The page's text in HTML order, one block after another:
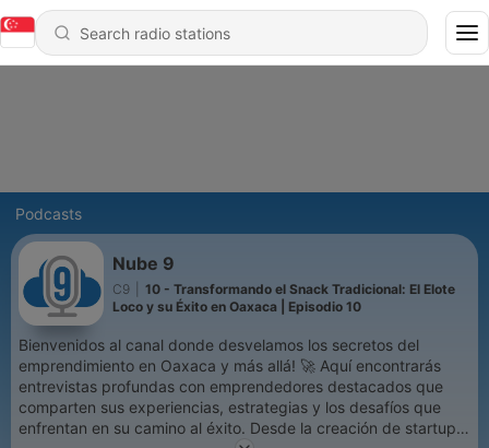
Podcasts
Nube 9
C9
10 - Transformando el Snack Tradicional: El Elote
Loco y su Éxito en Oaxaca | Episodio 10
Bienvenidos al canal donde desvelamos los secretos del
emprendimiento en Oaxaca y más allá! 🚀 Aquí encontrarás
entrevistas profundas con emprendedores destacados que
comparten sus experiencias, estrategias y los desafíos que
enfrentan en su camino al éxito. Desde la creación de startups